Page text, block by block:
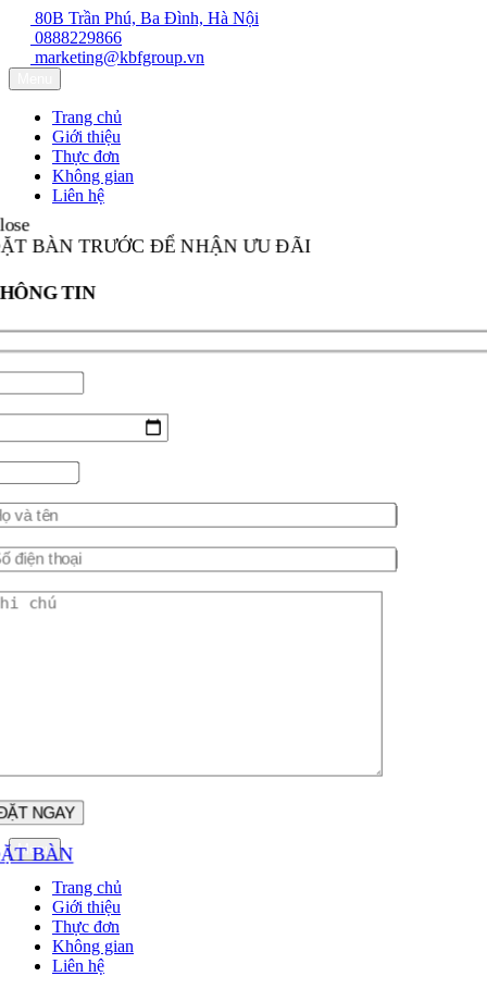
80B Trần Phú, Ba Đình, Hà Nội
0888229866
marketing@kbfgroup.vn
Trang chủ
Giới thiệu
Thực đơn
Không gian
Liên hệ
Close
ĐẶT BÀN
Menu
Trang chủ
Giới thiệu
Thực đơn
Không gian
Liên hệ